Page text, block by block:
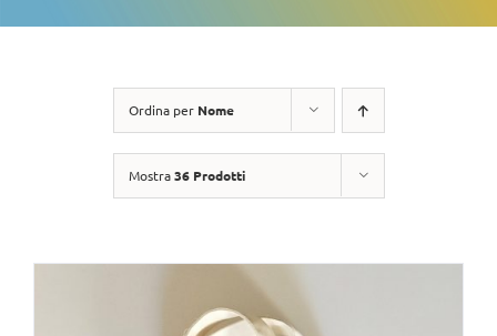
Ordina per Nome
Mostra36 Prodotti